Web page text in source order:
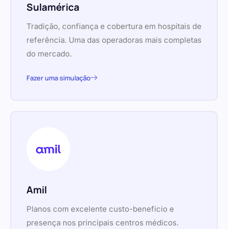
Sulamérica
Tradição, confiança e cobertura em hospitais de
referência. Uma das operadoras mais completas
do mercado.
Fazer uma simulação
Amil
Planos com excelente custo-benefício e
presença nos principais centros médicos.